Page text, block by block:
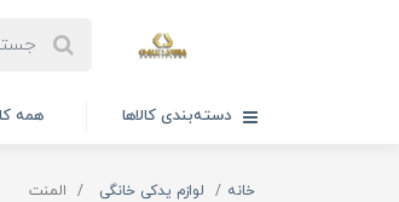
دسته‌بندی کالاها همه
خانه لوازم یدکی خانگی المنت